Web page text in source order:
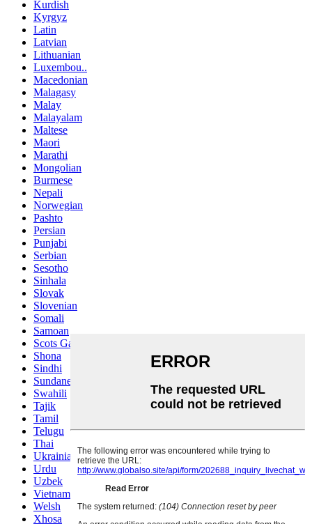
Kurdish
Kyrgyz
Latin
Latvian
Lithuanian
Luxembou..
Macedonian
Malagasy
Malay
Malayalam
Maltese
Maori
Marathi
Mongolian
Burmese
Nepali
Norwegian
Pashto
Persian
Punjabi
Serbian
Sesotho
Sinhala
Slovak
Slovenian
Somali
Samoan
Scots Gaelic
Shona
Sindhi
Sundanese
Swahili
Tajik
Tamil
Telugu
Thai
Ukrainian
Urdu
Uzbek
Vietnamese
Welsh
Xhosa